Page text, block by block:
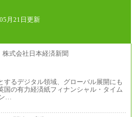
05月21日更新
るデジタル領域、グローバル展開にも
国の有力経済紙フィナンシャル・タイム
…